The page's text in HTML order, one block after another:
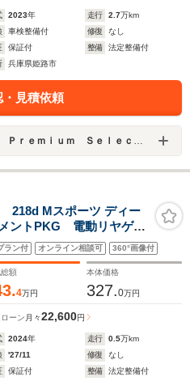
2023年 走行 2.7万km
車検整備付 修復
なし
保証付 整備
法定整備付
兵庫県姫路市
見積依頼
ｉｕｍ Ｓｅｌｅｃｔｉｏｎ 姫路
218d Mスポーツ ディー
ントPKG 電動リヤゲー
ドライビングアシス
アップルカープレ
パドルシフト ミラー内
ラン付 オンライン相談可 360°画像付
額
4万円
本体価格
327.0万円
ーン 月々22,600円
2024年 走行 0.5万km
'27/11 修復
なし
保証付 整備
法定整備付